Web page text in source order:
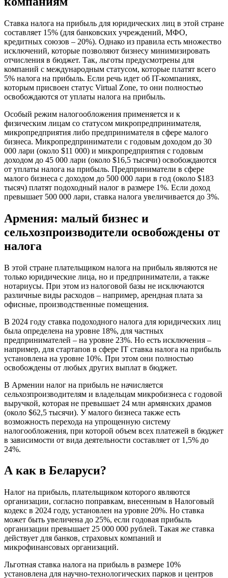
Ставка налога на прибыль для юридических лиц в этой стране
составляет 15% (для банковских учреждений, МФО,
кредитных союзов – 20%). Однако из правила есть множество
исключений, которые позволяют бизнесу минимизировать
отчисления в бюджет. Так, льготы предусмотрены для
компаний с международным статусом, которые платят всего
5% налога на прибыль. Если речь идет об IT-компаниях,
которым присвоен статус Virtual Zone, то они полностью
освобождаются от уплаты налога на прибыль.
Особый режим налогообложения применяется и к
физическим лицам со статусом микропредпринимателя,
микропредприятия либо предпринимателя в сфере малого
бизнеса. Микропредприниматели с годовым доходом до 30
000 лари (около $11 000) и микропредприятия с годовым
доходом до 45 000 лари (около $16,5 тысячи) освобождаются
от уплаты налога на прибыль. Предприниматели в сфере
малого бизнеса с доходом до 500 000 лари в год (около $183
тысяч) платят подоходный налог в размере 1%. Если доход
превышает 500 000 лари, ставка налога увеличивается до 3%.
Армения: малый бизнес и
сельхозпроизводители освобождены от
налога
В этой стране плательщиком налога на прибыль являются не
только юридические лица, но и предприниматели, а также
нотариусы. При этом из налоговой базы не исключаются
различные виды расходов – например, арендная плата за
офисные, производственные помещения.
В 2024 году ставка подоходного налога для юридических лиц
была определена на уровне 18%, для частных
предпринимателей – на уровне 23%. Но есть исключения –
например, для стартапов в сфере IT ставка налога на прибыль
установлена на уровне 10%. При этом они полностью
освобождены от любых других выплат в бюджет.
В Армении налог на прибыль не начисляется
сельхозпроизводителям и владельцам микробизнеса с годовой
выручкой, которая не превышает 24 млн армянских драмов
(около $62,5 тысячи). У малого бизнеса также есть
возможность перехода на упрощенную систему
налогообложения, при которой объем всех платежей в бюджет
в зависимости от вида деятельности составляет от 1,5% до
24%.
А как в Беларуси?
Налог на прибыль, плательщиком которого являются
организации, согласно поправкам, внесенным в Налоговый
кодекс в 2024 году, установлен на уровне 20%. Но ставка
может быть увеличена до 25%, если годовая прибыль
организации превышает 25 000 000 рублей. Такая же ставка
действует для банков, страховых компаний и
микрофинансовых организаций.
Льготная ставка налога на прибыль в размере 10%
установлена для научно-технологических парков и центров